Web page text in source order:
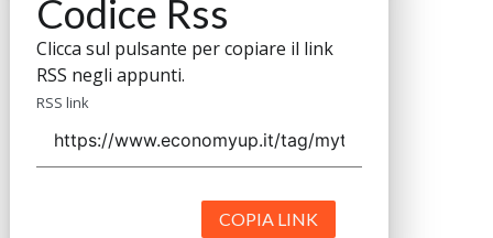
Codice Rss
Clicca sul pulsante per copiare il link
RSS negli appunti.
RSS link
COPIA LINK